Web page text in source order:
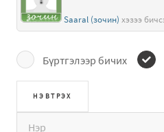
Saaral (зочин)
Бүртгэлээр бичих